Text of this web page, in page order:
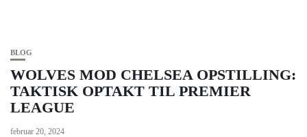
BLOG
WOLVES MOD CHELSEA OPSTILLING:
TAKTISK OPTAKT TIL PREMIER
LEAGUE
februar 20, 2024